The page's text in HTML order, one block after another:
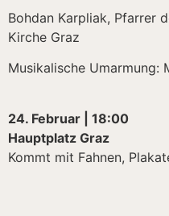
Bohdan Karpliak, Pfarrer
Kirche Graz
Musikalische Umarmung:
24. Februar | 18:00
Hauptplatz Graz
Kommt mit Fahnen,